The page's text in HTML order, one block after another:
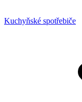
Kuchyňské spotřebiče